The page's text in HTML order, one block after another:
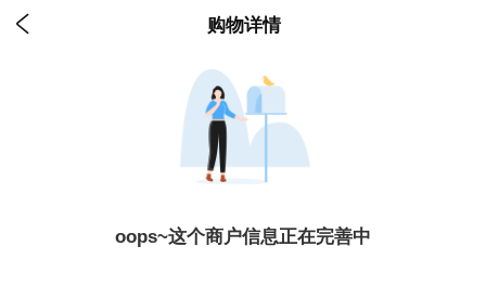
 购物详情
oops~这个商户信息正在完善中